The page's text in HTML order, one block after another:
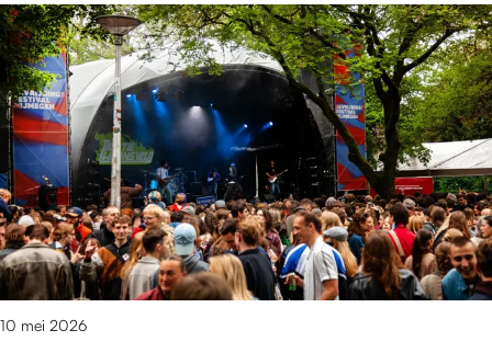
n
s
l
i
e
d
2
0
2
6
o
S
h
o
t
2
0
2
6
:
k
r
T
e
r
u
g
b
l
i
k
G
o
10 mei 2026